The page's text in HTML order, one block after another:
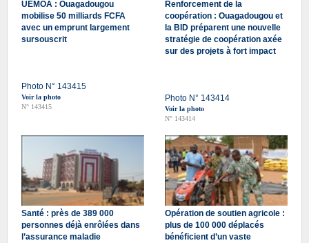
UEMOA : Ouagadougou
mobilise 50 milliards FCFA
avec un emprunt largement
sursouscrit
Photo N° 143415
Voir la photo
N° 143415
Renforcement de la
coopération : Ouagadougou et
la BID préparent une nouvelle
stratégie de coopération axée
sur des projets à fort impact
Photo N° 143414
Voir la photo
N° 143414
Santé : près de 389 000
personnes déjà enrôlées dans
l’assurance maladie
Opération de soutien agricole :
plus de 100 000 déplacés
bénéficient d’un vaste